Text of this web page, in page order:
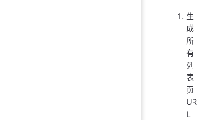
生
成
所
有
列
表
页
UR
L